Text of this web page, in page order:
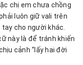
chị em chưa chồng
luôn giữ vali trên
cho người khác.
này là để tránh khiến
cảnh “lấy hai đời